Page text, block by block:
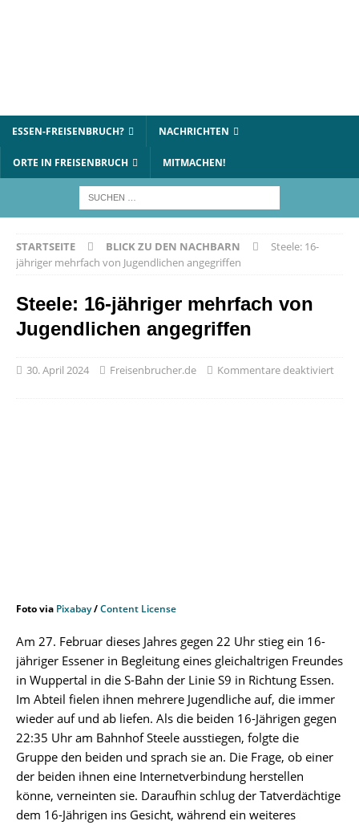
ESSEN-FREISENBRUCH? NACHRICHTEN
ORTE IN FREISENBRUCH MITMACHEN!
STARTSEITE BLICK ZU DEN NACHBARN
Steele: 16-
jähriger mehrfach von Jugendlichen angegriffen
Steele: 16-jähriger mehrfach von
Jugendlichen angegriffen
30. April 2024 Freisenbrucher.de Kommentare deaktiviert
Foto via Pixabay/Content License
Am 27. Februar dieses Jahres gegen 22 Uhr stieg ein 16-
jähriger Essener in Begleitung eines gleichaltrigen Freundes
in Wuppertal in die S-Bahn der Linie S9 in Richtung Essen.
Im Abteil fielen ihnen mehrere Jugendliche auf, die immer
wieder auf und ab liefen. Als die beiden 16-Jährigen gegen
22:35 Uhr am Bahnhof Steele ausstiegen, folgte die
Gruppe den beiden und sprach sie an. Die Frage, ob einer
der beiden ihnen eine Internetverbindung herstellen
könne, verneinten sie. Daraufhin schlug der Tatverdächtige
dem 16-Jährigen ins Gesicht, während ein weiteres